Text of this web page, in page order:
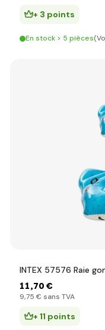
+ 3 points
En stock > 5 pièces
INTEX 57576 Raie
11,70 €
9,75 € sans TVA
+ 11 points